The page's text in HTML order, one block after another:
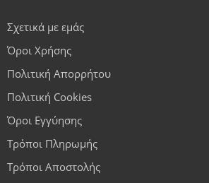
Σχετικά με εμάς
Όροι Χρήσης
Πολιτική Απορρήτου
Πολιτική Cookies
Όροι Εγγύησης
Τρόποι Πληρωμής
Τρόποι Αποστολής